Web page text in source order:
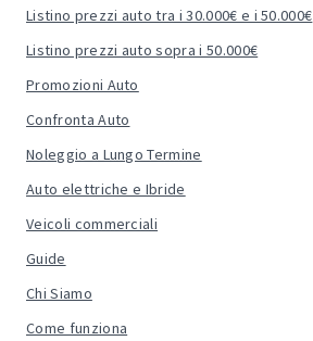
Listino prezzi auto tra i 30.000€ e i 50.000€
Listino prezzi auto sopra i 50.000€
Promozioni Auto
Confronta Auto
Noleggio a Lungo Termine
Auto elettriche e Ibride
Veicoli commerciali
Guide
Chi Siamo
Come funziona